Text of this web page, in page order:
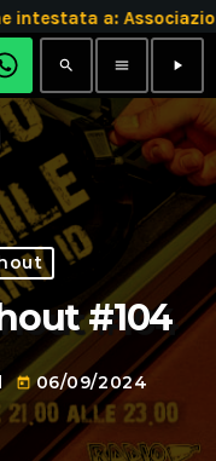
a:
search menu play_arrow
#104
today 06/09/2024